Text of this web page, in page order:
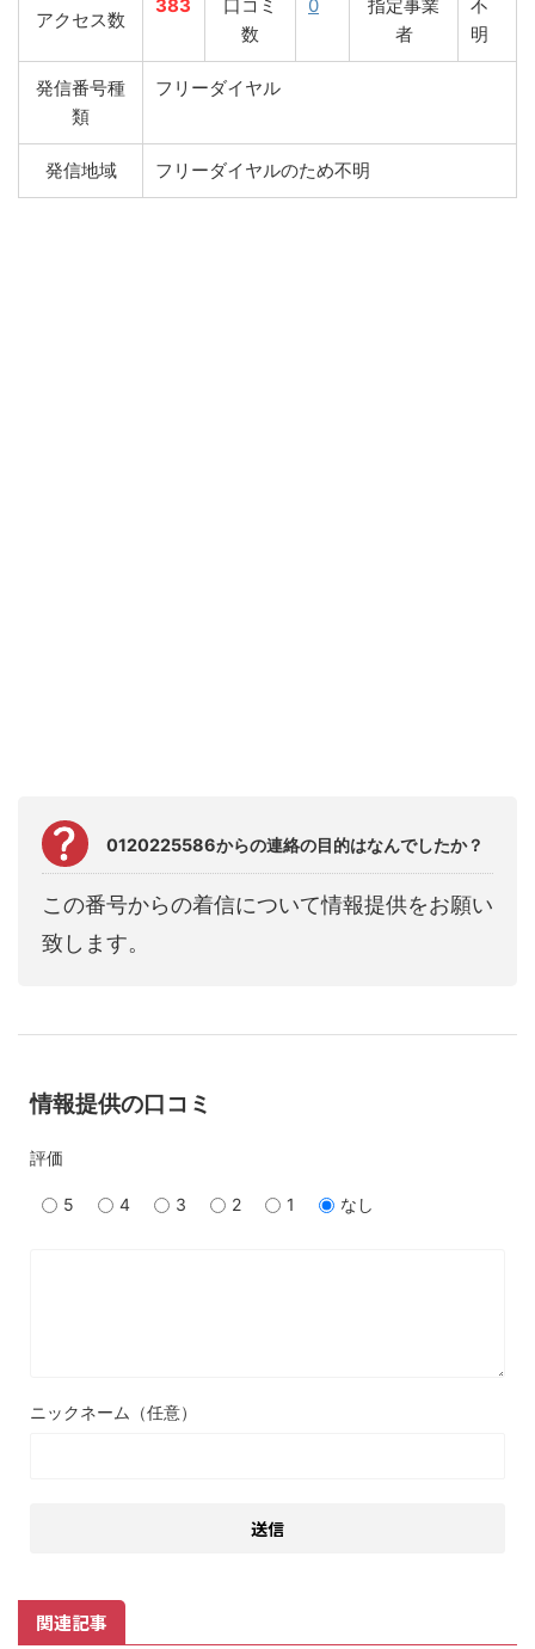
アクセス数
383
口コミ
数
0
指定事業
者
不
明
発信番号種
類
フリーダイヤル
発信地域 フリーダイヤルのため不明
0120225586からの連絡の目的はなんでしたか？
この番号からの着信について情報提供をお願い
致します。
情報提供の口コミ
評価
5 4 3 2 1 なし
ニックネーム（任意）
関連記事